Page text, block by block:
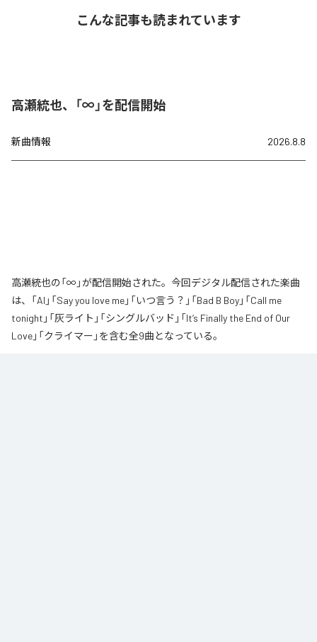
こんな記事も読まれています
高瀬統也、「∞」を配信開始
新曲情報 2026.8.8
高瀬統也の「∞」が配信開始された。今回デジタル配信された楽曲
は、「AI」「Say you love me」「いつ言う？」「Bad B Boy」「Call me
tonight」「灰ライト」「シングルバッド」「It’s Finally the End of Our
Love」「クライマー」を含む全9曲となっている。